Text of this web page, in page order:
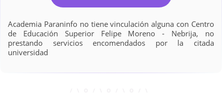
Academia Paraninfo no tiene vinculación alguna con Centro
de Educación Superior Felipe Moreno - Nebrija, no
prestando servicios encomendados por la citada
universidad